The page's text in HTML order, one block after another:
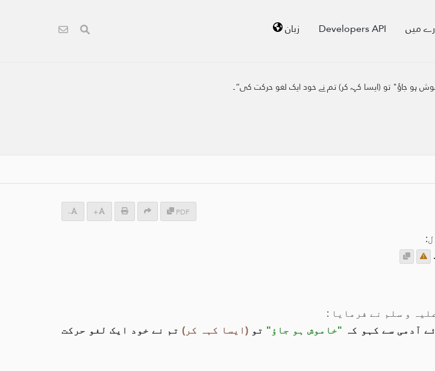
میں Developers API زبان
ہو جاؤ" تو (ایسا کہہ کر) تم نے خود ایک لغو حرکت کی“۔
PDF
+
-
.
و سلم نے فرمایا :
آدمی سے کہو کہ "خاموش ہو جاؤ" تو (ایسا کہہ کر)تم نے خود ایک لغو حرکت